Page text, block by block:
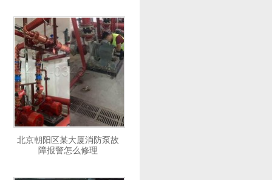
北京朝阳区某大厦消防泵故
障报警怎么修理